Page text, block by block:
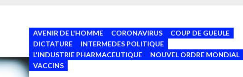
AVENIR DE L'HOMME CORONAVIRUS
COUP DE GUEULE
DICTATURE
INTERMEDES POLITIQUE
L'INDUSTRIE PHARMACEUTIQUE
NOUVEL ORDRE MONDIAL
VACCINS